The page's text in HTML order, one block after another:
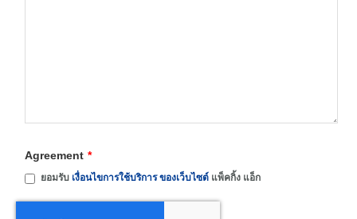
Agreement *
ยอมรับ เงื่อนไขการใช้บริการ ของเว็บไซต์ แพ็คกิ้ง แอ็ก